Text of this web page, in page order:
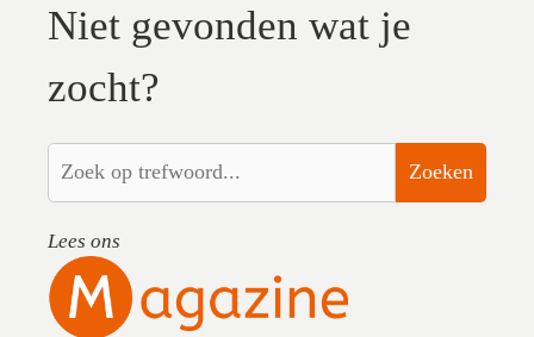
Niet gevonden wat je
zocht?
Zoeken
Lees ons